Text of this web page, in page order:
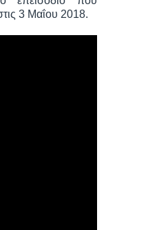
3 Μαΐου 2018.